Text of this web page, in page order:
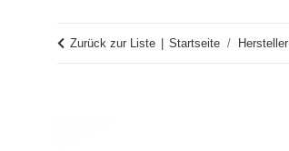
Zurück zur Liste Startseite Hersteller